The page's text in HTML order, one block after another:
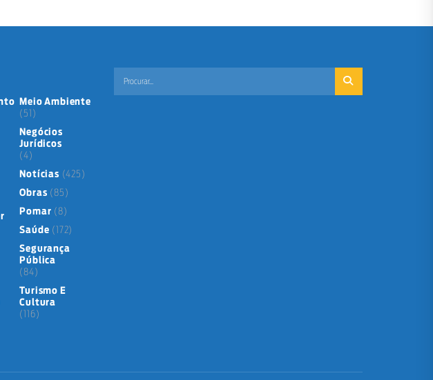
Meio Ambiente
(51)
Negócios
Jurídicos
(4)
Notícias (425)
Obras (85)
Pomar (8)
Saúde (172)
Segurança
Pública
(84)
Turismo E
Cultura
(116)